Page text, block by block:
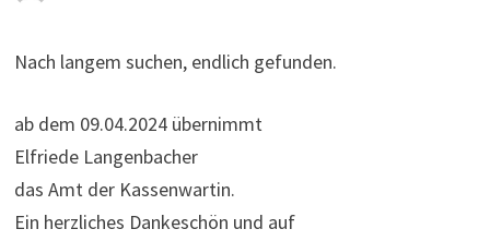
Nach langem suchen, endlich gefunden.
ab dem 09.04.2024 übernimmt
Elfriede Langenbacher
das Amt der Kassenwartin.
Ein herzliches Dankeschön und auf